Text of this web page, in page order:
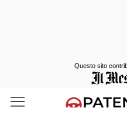
Questo sito